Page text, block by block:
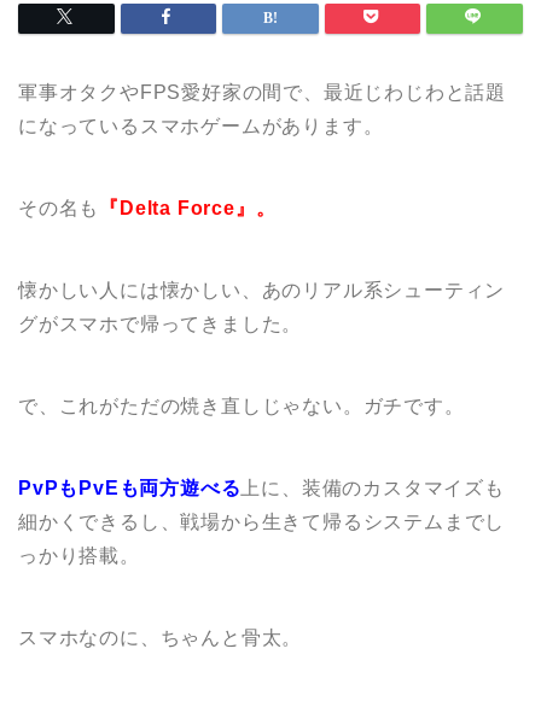
軍事オタクやFPS愛好家の間で、最近じわじわと話題
になっているスマホゲームがあります。
その名も 『Delta Force』。
懐かしい人には懐かしい、あのリアル系シューティン
グがスマホで帰ってきました。
で、これがただの焼き直しじゃない。ガチです。
PvPもPvEも両方遊べる 上に、装備のカスタマイズも
細かくできるし、戦場から生きて帰るシステムまでし
っかり搭載。
スマホなのに、ちゃんと骨太。